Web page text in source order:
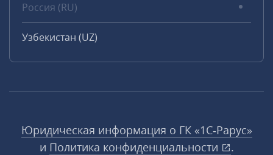
Россия (RU)
Узбекистан (UZ)
Юридическая информация о ГК «1С‑Рарус»
и Политика конфиденциальности
.